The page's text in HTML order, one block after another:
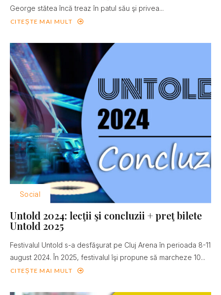
George stătea încă treaz în patul său şi privea...
CITEȘTE MAI MULT
Social
Untold 2024: lecţii şi concluzii + preţ bilete
Untold 2025
Festivalul Untold s-a desfăşurat pe Cluj Arena în perioada 8-11
august 2024. În 2025, festivalul îşi propune să marcheze 10...
CITEȘTE MAI MULT